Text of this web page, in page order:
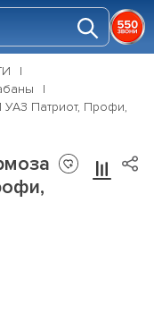
Патриот, Профи,